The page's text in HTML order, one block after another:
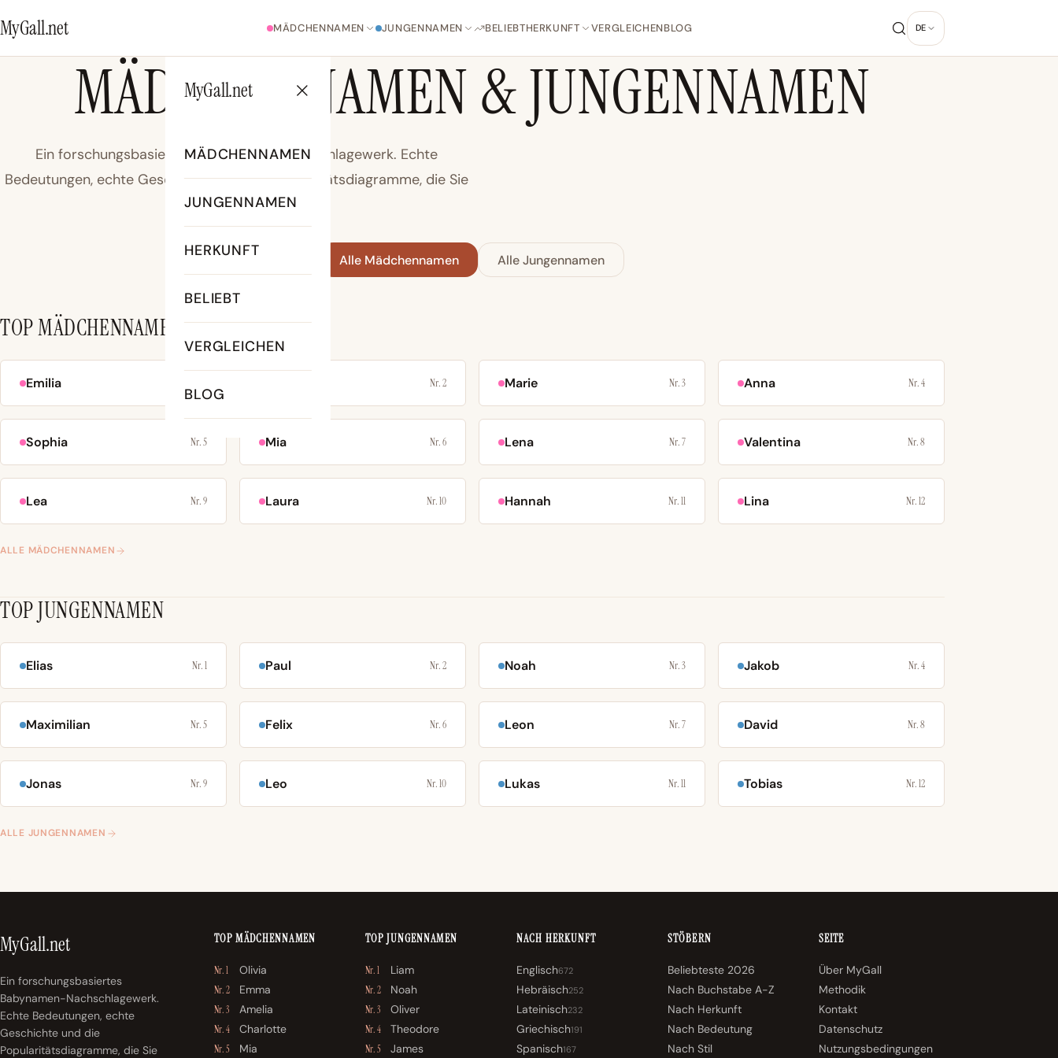
MyGall.net MÄDCHENNAMEN JUNGENNAMEN BELIEBTHERKUNFT VERGLEICHENBLOG DE
MyGall.net
MÄDCHENNAMEN
JUNGENNAMEN
HERKUNFT
BELIEBT
VERGLEICHEN
BLOG
MÄDCHENNAMEN & JUNGENNAMEN
Ein forschungsbasiertes Babynamen-Nachschlagewerk. Echte
Bedeutungen, echte Geschichte und die Popularitätsdiagramme, die Sie
wirklich brauchen.
Alle Mädchennamen Alle Jungennamen
TOP MÄDCHENNAMEN
Emilia Nr. 2 Marie Nr. 3 Anna Nr. 4
Sophia Nr. 5 Mia Nr. 6 Lena Nr. 7 Valentina Nr. 8
Lea Nr. 9 Laura Nr. 10 Hannah Nr. 11 Lina Nr. 12
ALLE MÄDCHENNAMEN
TOP JUNGENNAMEN
Elias Nr. 1 Paul Nr. 2 Noah Nr. 3 Jakob Nr. 4
Maximilian Nr. 5 Felix Nr. 6 Leon Nr. 7 David Nr. 8
Jonas Nr. 9 Leo Nr. 10 Lukas Nr. 11 Tobias Nr. 12
ALLE JUNGENNAMEN
MyGall.net
Ein forschungsbasiertes
Babynamen-Nachschlagewerk.
Echte Bedeutungen, echte
Geschichte und die
Popularitätsdiagramme, die Sie
TOP MÄDCHENNAMEN
Nr. 1 Olivia
Nr. 2 Emma
Nr. 3 Amelia
Nr. 4 Charlotte
Nr. 5 Mia
TOP JUNGENNAMEN
Nr. 1 Liam
Nr. 2 Noah
Nr. 3 Oliver
Nr. 4 Theodore
Nr. 5 James
NACH HERKUNFT
Englisch672
Hebräisch252
Lateinisch232
Griechisch191
Spanisch167
STÖBERN
Beliebteste 2026
Nach Buchstabe A-Z
Nach Herkunft
Nach Bedeutung
Nach Stil
SEITE
Über MyGall
Methodik
Kontakt
Datenschutz
Nutzungsbedingungen